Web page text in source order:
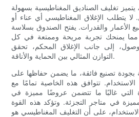
تغليف الصناديق المغناطيسية بسهولة
يتطلب الإغلاق المغناطيسي أي عناء أو
الأعمار والقدرات. يفتح الصندوق بسلاسة
مما يمنحك تجربة مريحة وممتعة في كل
إلى جانب الإغلاق المحكم، تحقق
التوازن المثالي بين الحماية والأناقة.
بجودة تصنيع فائقة، ما يضمن حفاظها على
تتوافق هذه الخاصية تمامًا مع
التي غالبًا ما تتضمن عروضًا مميزة في
في متاجر التجزئة. وتؤكد هذه القوة
على أن التغليف المغناطيسي هو